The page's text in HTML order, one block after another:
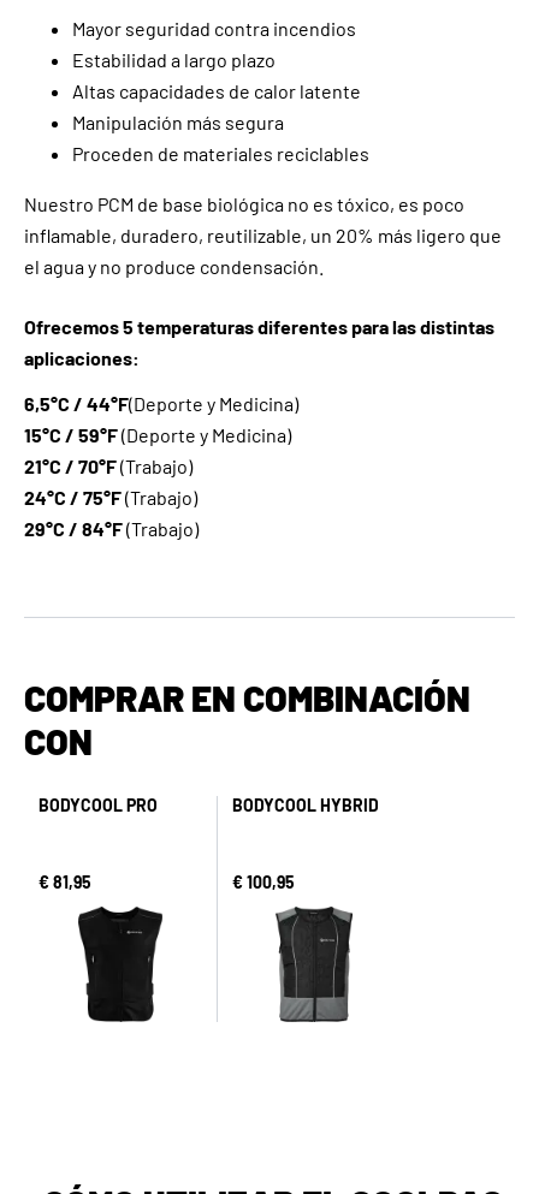
Mayor seguridad contra incendios
Estabilidad a largo plazo
Altas capacidades de calor latente
Manipulación más segura
Proceden de materiales reciclables
Nuestro PCM de base biológica no es tóxico, es poco
inflamable, duradero, reutilizable, un 20% más ligero que
el agua y no produce condensación.
Ofrecemos 5 temperaturas diferentes para las distintas
aplicaciones:
6,5°C / 44°F(Deporte y Medicina)
15°C / 59°F(Deporte y Medicina)
21°C / 70°F(Trabajo)
24°C / 75°F(Trabajo)
29°C / 84°F(Trabajo)
COMPRAR EN COMBINACIÓN
CON
BODYCOOL PRO
€ 81,95
BODYCOOL HYBRID
€ 100,95